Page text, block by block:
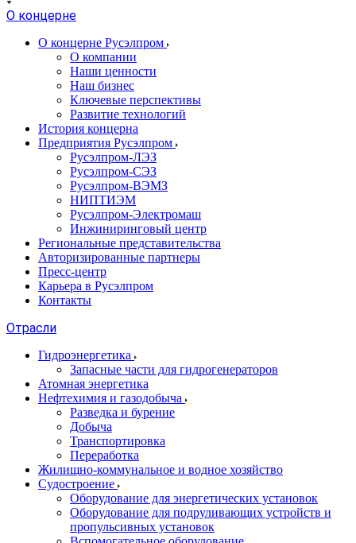
О концерне
О концерне Русэлпром
О компании
Наши ценности
Наш бизнес
Ключевые перспективы
Развитие технологий
История концерна
Предприятия Русэлпром
Русэлпром-ЛЭЗ
Русэлпром-СЭЗ
Русэлпром-ВЭМЗ
НИПТИЭМ
Русэлпром-Электромаш
Инжиниринговый центр
Региональные представительства
Авторизированные партнеры
Пресс-центр
Карьера в Русэлпром
Контакты
Отрасли
Гидроэнергетика
Запасные части для гидрогенераторов
Атомная энергетика
Нефтехимия и газодобыча
Разведка и бурение
Добыча
Транспортировка
Переработка
Жилищно-коммунальное и водное хозяйство
Судостроение
Оборудование для энергетических установок
Оборудование для подруливающих устройств и
пропульсивных установок